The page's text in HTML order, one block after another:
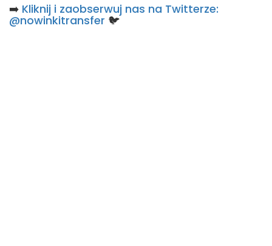
➡️ Kliknij i zaobserwuj nas na Twitterze:
@nowinkitransfer 🐦